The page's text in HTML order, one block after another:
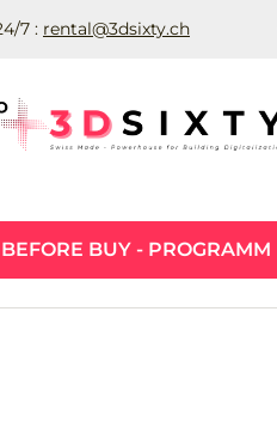
7 : rental@3dsixty.ch
TestgeräteBUY - PROGRAMM
Cloud – Live Demo von
bis Enterprise